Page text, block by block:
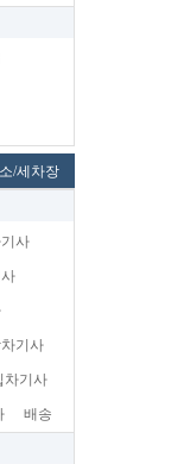
/세차장
사
기사
차기사
배송